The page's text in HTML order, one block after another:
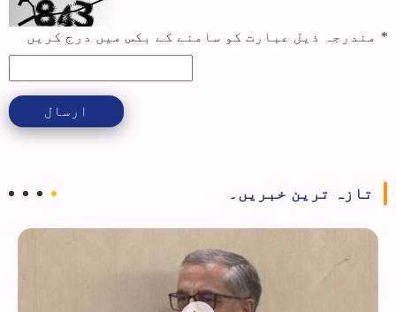
* مندرجہ ذیل عبارت کو سامنے کے بکس میں درج کریں
ارسال
تازہ ترین خبریں۔